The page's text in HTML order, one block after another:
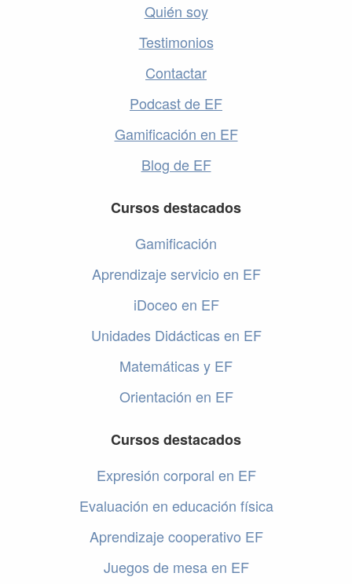
Quién soy
Testimonios
Contactar
Podcast de EF
Gamificación en EF
Blog de EF
Cursos destacados
Gamificación
Aprendizaje servicio en EF
iDoceo en EF
Unidades Didácticas en EF
Matemáticas y EF
Orientación en EF
Cursos destacados
Expresión corporal en EF
Evaluación en educación física
Aprendizaje cooperativo EF
Juegos de mesa en EF